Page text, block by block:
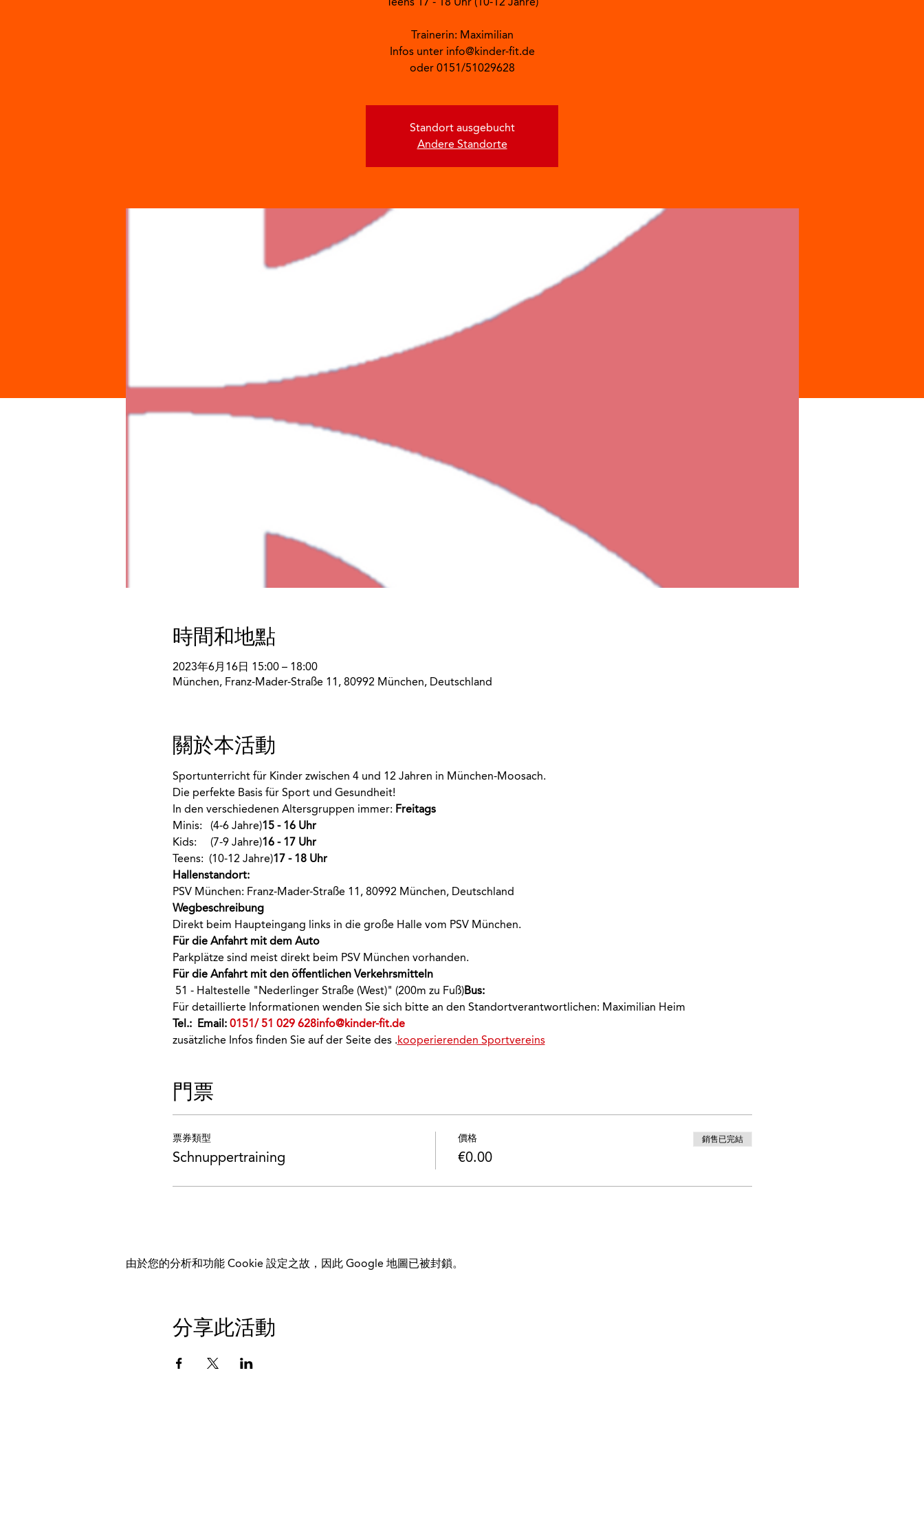
Trainerin: Maximilian
Infos unter info@kinder-fit.de
oder 0151/51029628
Standort ausgebucht
Andere Standorte
時間和地點
2023年6月16日 15:00 – 18:00
München, Franz-Mader-Straße 11, 80992 München, Deutschland
關於本活動
Sportunterricht für Kinder zwischen 4 und 12 Jahren in München-Moosach.
Die perfekte Basis für Sport und Gesundheit!
In den verschiedenen Altersgruppen immer: Freitags
Minis:
(4-6 Jahre)15 - 16 Uhr
Kids:
(7-9 Jahre)16 - 17 Uhr
Teens: (10-12 Jahre)17 - 18 Uhr
Hallenstandort:
PSV München: Franz-Mader-Straße 11, 80992 München, Deutschland
Wegbeschreibung
Direkt beim Haupteingang links in die große Halle vom PSV München.
Für die Anfahrt mit dem Auto
Parkplätze sind meist direkt beim PSV München vorhanden.
Für die Anfahrt mit den öffentlichen Verkehrsmitteln
51 - Haltestelle "Nederlinger Straße (West)" (200m zu Fuß)Bus:
Für detaillierte Informationen wenden Sie sich bitte an den Standortverantwortlichen: Maximilian Heim
Tel.: Email: 0151/ 51 029 628info@kinder-fit.de
zusätzliche Infos finden Sie auf der Seite des .kooperierenden Sportvereins
門票
票券類型
Schnuppertraining
價格
€0.00
銷售已完結
由於您的分析和功能 Cookie 設定之故，因此 Google 地圖已被封鎖。
分享此活動